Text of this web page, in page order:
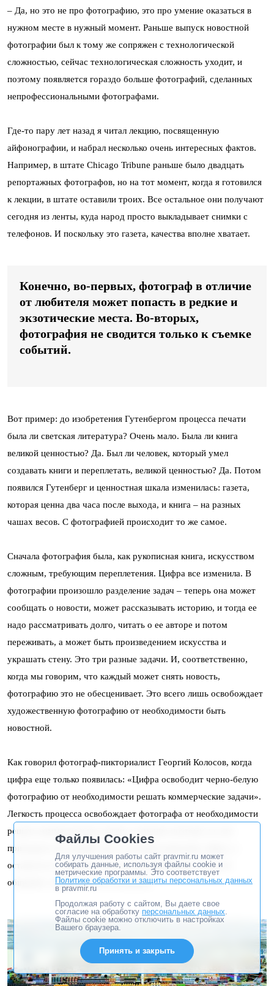
– Да, но это не про фотографию, это про умение оказаться в
нужном месте в нужный момент. Раньше выпуск новостной
фотографии был к тому же сопряжен с технологической
сложностью, сейчас технологическая сложность уходит, и
поэтому появляется гораздо больше фотографий, сделанных
непрофессиональными фотографами.
Где-то пару лет назад я читал лекцию, посвященную
айфонографии, и набрал несколько очень интересных фактов.
Например, в штате Chicago Tribune раньше было двадцать
репортажных фотографов, но на тот момент, когда я готовился
к лекции, в штате оставили троих. Все остальное они получают
сегодня из ленты, куда народ просто выкладывает снимки с
телефонов. И поскольку это газета, качества вполне хватает.
Конечно, во-первых, фотограф в отличие
от любителя может попасть в редкие и
экзотические места. Во-вторых,
фотография не сводится только к съемке
событий.
Вот пример: до изобретения Гутенбергом процесса печати
была ли светская литература? Очень мало. Была ли книга
великой ценностью? Да. Был ли человек, который умел
создавать книги и переплетать, великой ценностью? Да. Потом
появился Гутенберг и ценностная шкала изменилась: газета,
которая ценна два часа после выхода, и книга – на разных
чашах весов. С фотографией происходит то же самое.
Сначала фотография была, как рукописная книга, искусством
сложным, требующим переплетения. Цифра все изменила. В
фотографии произошло разделение задач – теперь она может
сообщать о новости, может рассказывать историю, и тогда ее
надо рассматривать долго, читать о ее авторе и потом
переживать, а может быть произведением искусства и
украшать стену. Это три разные задачи. И, соответственно,
когда мы говорим, что каждый может снять новость,
фотографию это не обесценивает. Это всего лишь освобождает
художественную фотографию от необходимости быть
новостной.
Как говорил фотограф-пикториалист Георгий Колосов, когда
цифра еще только появилась: «Цифра освободит черно-белую
фотографию от необходимости решать коммерческие задачи».
Легкость процесса освобождает фотографа от необходимости
решать коммерческую задачу, и именно поэтому те, кто
приходил в эту профессию за легкими деньгами, уйдут, а
останутся те, для кого этот способ выражения и способ
общения с миром остается важным.
Файлы Cookies
Для улучшения работы сайт pravmir.ru может
собирать данные, используя файлы cookie и
метрические программы. Это соответствует
Политике обработки и защиты персональных данных
в pravmir.ru
Продолжая работу с сайтом, Вы даете свое
согласие на обработку персональных данных.
Файлы cookie можно отключить в настройках
Вашего браузера.
Принять и закрыть